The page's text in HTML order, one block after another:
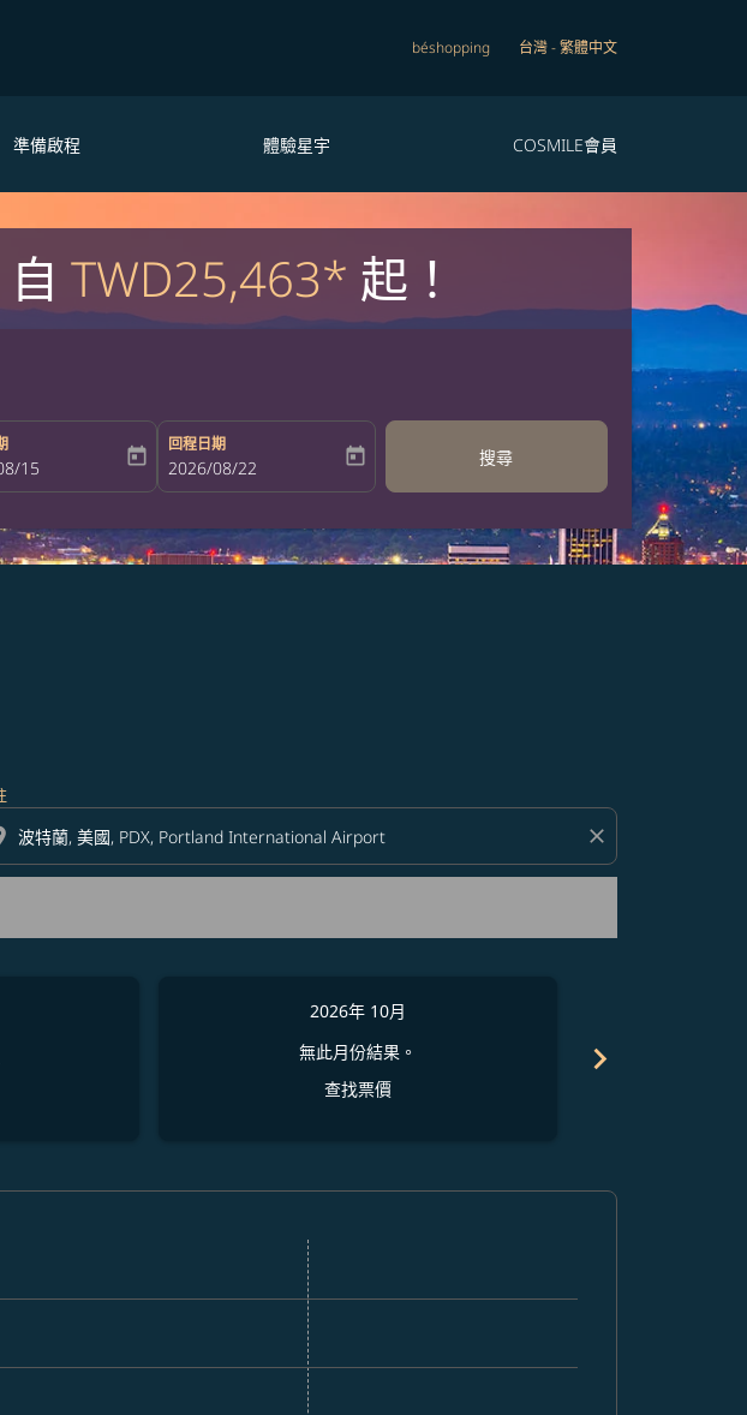
béshopping 台灣-繁體中文
準備啟程 體驗星宇 COSMILE會員
TWD25,463* 起！
departure-date-aria-label
15 today
回程日期
fc-booking-return-date-aria-label
2026/08/22 today 搜尋
close
2026年 10月
無此月份結果。
查找票價
chevron_right
cmp-view-offers-disclaimer. 查找票價
cmp-view-offers-disclaimer. 查找票價
TPE–PDX: cmp-view-offers-disclaimer. 查找票價
TPE–PDX: cmp-view-offers-disclaimer. 查找票價
TPE–PDX: cmp-view-offers-disclaimer. 查找票價
TPE–PDX: cmp-view-offers-disclaimer. 查找票價
TPE–PDX: cmp-view-offers-disclaimer. 查找票價
TPE–PDX: cmp-view-offers-disclaimer. 查找票價
TPE–PDX: cmp-view-offers-disclaimer. 查找票價
TPE–PDX: cmp-view-offers-disclaimer. 查找票價